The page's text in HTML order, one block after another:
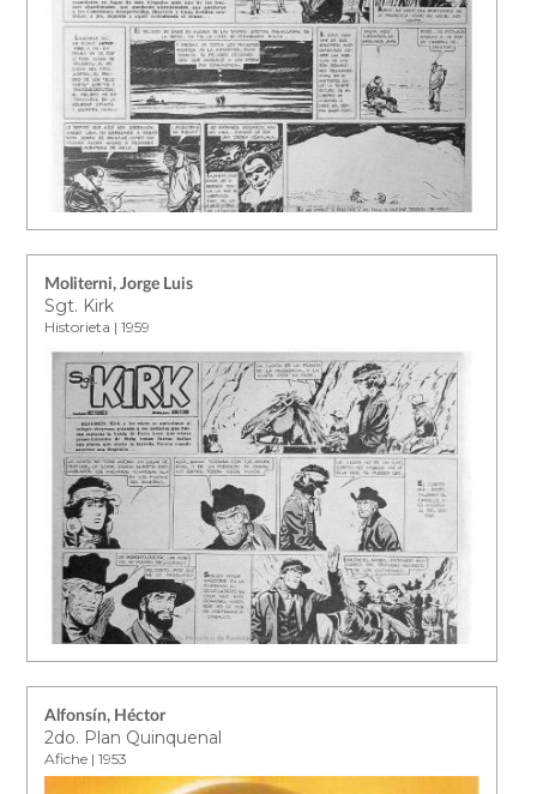
Moliterni, Jorge Luis
Sgt. Kirk
Historieta | 1959
Alfonsín, Héctor
2do. Plan Quinquenal
Afiche | 1953